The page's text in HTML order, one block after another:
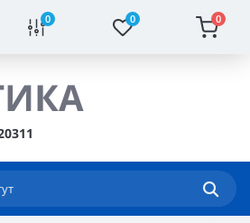
0 0 0